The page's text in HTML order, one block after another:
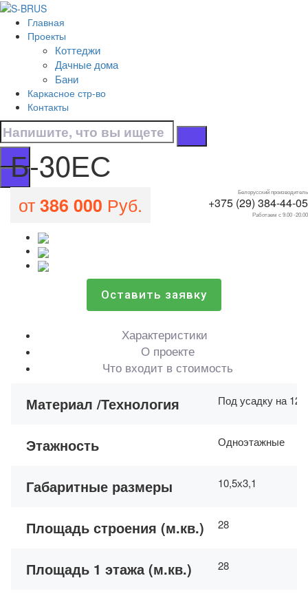
Перейти к контенту
Главная
Проекты
Коттеджи
Дачные дома
Бани
Каркасное стр-во
Контакты
Белорусский производитель
+375 (29) 384-44-05
Работаем с 9.00 -20.00
Б-30ЕС
Б-30ЕС
Б-30ЕС
от386 000 Руб.
Оставить заявку
Характеристики
О проекте
Что входит в стоимость
Материал /Технология Под усадку на 12-
Этажность Одноэтажные
Габаритные размеры 10,5х3,1
Площадь строения (м.кв.) 28
Площадь 1 этажа (м.кв.) 28